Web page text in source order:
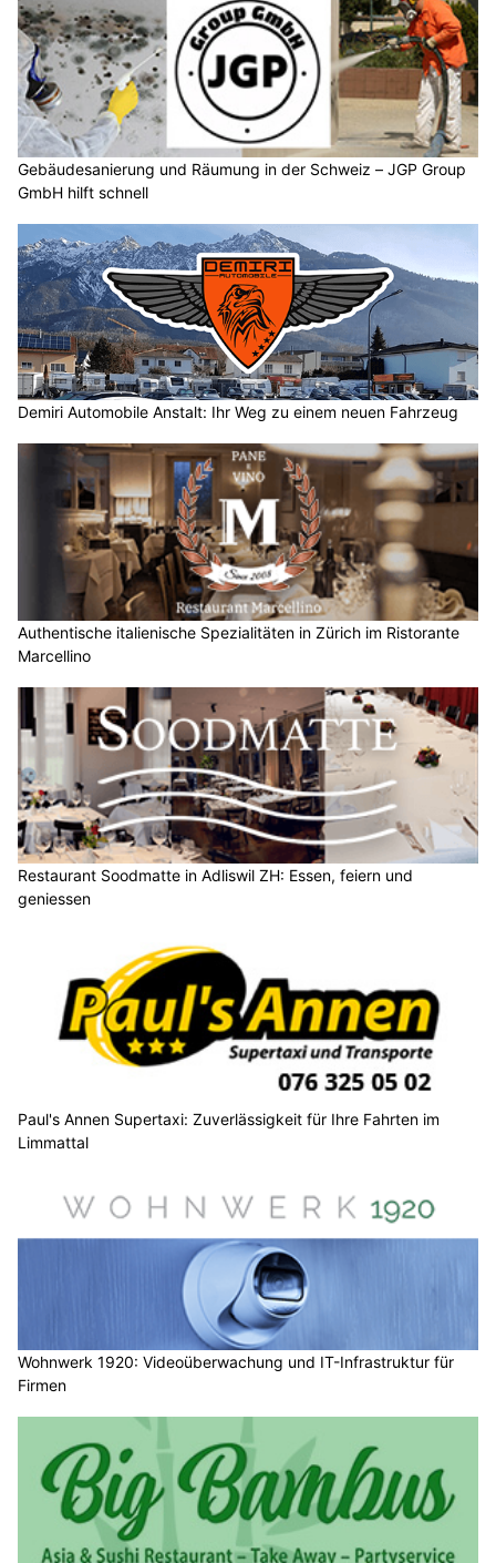
Gebäudesanierung und Räumung in der Schweiz – JGP Group
GmbH hilft schnell
Demiri Automobile Anstalt: Ihr Weg zu einem neuen Fahrzeug
Authentische italienische Spezialitäten in Zürich im Ristorante
Marcellino
Restaurant Soodmatte in Adliswil ZH: Essen, feiern und
geniessen
Paul's Annen Supertaxi: Zuverlässigkeit für Ihre Fahrten im
Limmattal
Wohnwerk 1920: Videoüberwachung und IT-Infrastruktur für
Firmen